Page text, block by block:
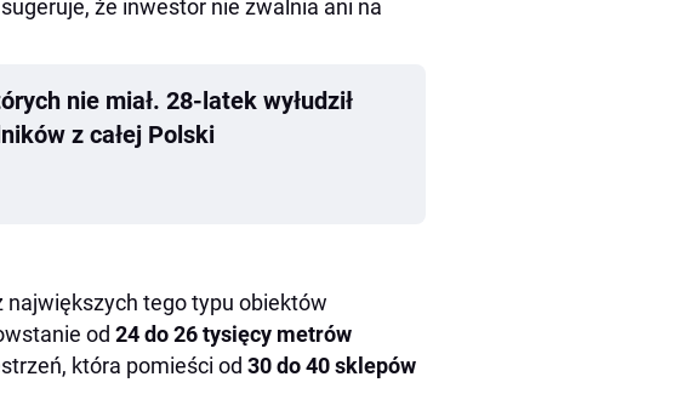
że inwestor nie zwalnia ani na
nie miał. 28-latek wyłudził
z całej Polski
największych tego typu obiektów
od 24 do 26 tysięcy metrów
która pomieści od 30 do 40 sklepów